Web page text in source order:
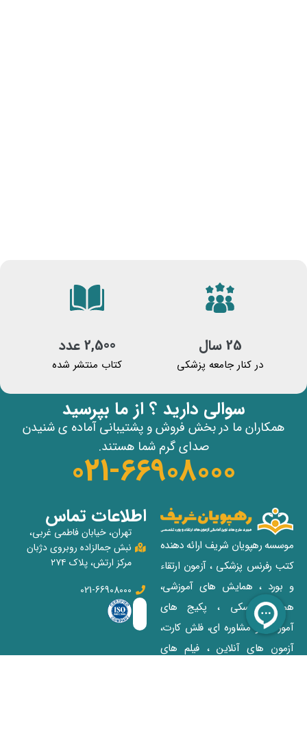
25 سال
در کنار جامعه پزشکی
2,500 عدد
کتاب منتشر شده
سوالی دارید ؟ از ما بپرسید
همکاران ما در بخش فروش و پشتیبانی آماده ی شنیدن
صدای گرم شما هستند.
021-66908000
موسسه رهپویان شریف ارائه دهنده
کتب رفرنس پزشکی ، آزمون ارتقاء
و بورد ، همایش های آموزشی،
همایش آسکی ، پکیج‌ های
آموزشی و مشاوره‌ ای، فلش کارت،
آزمون‌ های آنلاین ، فیلم‌ های
اطلاعات تماس
تهران، خیابان فاطمی غربی،
نبش جمالزاده روبروی دژبان
مرکز ارتش، پلاک ۲۷۴
021-66908000